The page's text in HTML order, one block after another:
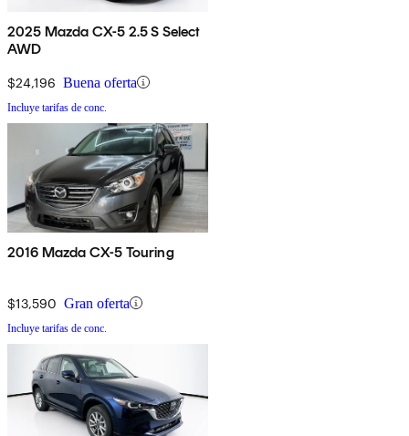
2025 Mazda CX-5 2.5 S Select
AWD
$24,196 Buena oferta
Incluye tarifas de conc.
2016 Mazda CX-5 Touring
$13,590 Gran oferta
Incluye tarifas de conc.